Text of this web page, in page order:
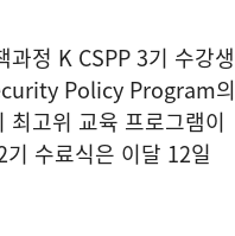
정 K CSPP 3기 수강생
Policy Program의
고위 교육 프로그램이
수료식은 이달 12일